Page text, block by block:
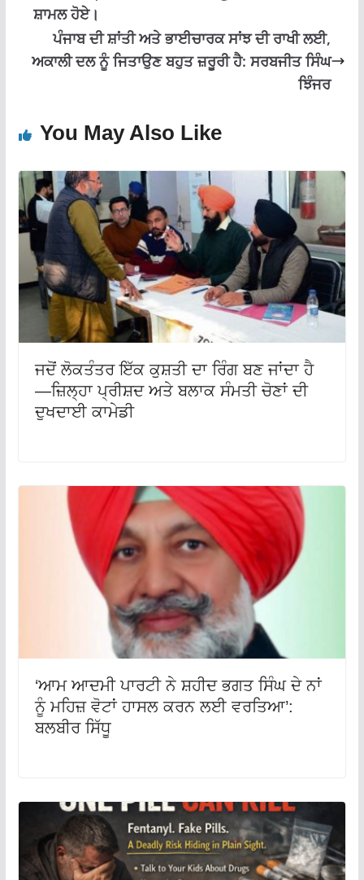
ਸ਼ਾਮਲ ਹੋਏ।
ਪੰਜਾਬ ਦੀ ਸ਼ਾਂਤੀ ਅਤੇ ਭਾਈਚਾਰਕ ਸਾਂਝ ਦੀ ਰਾਖੀ ਲਈ,
ਅਕਾਲੀ ਦਲ ਨੂੰ ਜਿਤਾਉਣ ਬਹੁਤ ਜ਼ਰੂਰੀ ਹੈ: ਸਰਬਜੀਤ ਸਿੰਘ
ਝਿੰਜਰ
You May Also Like
ਜਦੋਂ ਲੋਕਤੰਤਰ ਇੱਕ ਕੁਸ਼ਤੀ ਦਾ ਰਿੰਗ ਬਣ ਜਾਂਦਾ ਹੈ
—ਜ਼ਿਲ੍ਹਾ ਪ੍ਰੀਸ਼ਦ ਅਤੇ ਬਲਾਕ ਸੰਮਤੀ ਚੋਣਾਂ ਦੀ
ਦੁਖਦਾਈ ਕਾਮੇਡੀ
‘ਆਮ ਆਦਮੀ ਪਾਰਟੀ ਨੇ ਸ਼ਹੀਦ ਭਗਤ ਸਿੰਘ ਦੇ ਨਾਂ
ਨੂੰ ਮਹਿਜ਼ ਵੋਟਾਂ ਹਾਸਲ ਕਰਨ ਲਈ ਵਰਤਿਆ’:
ਬਲਬੀਰ ਸਿੱਧੂ